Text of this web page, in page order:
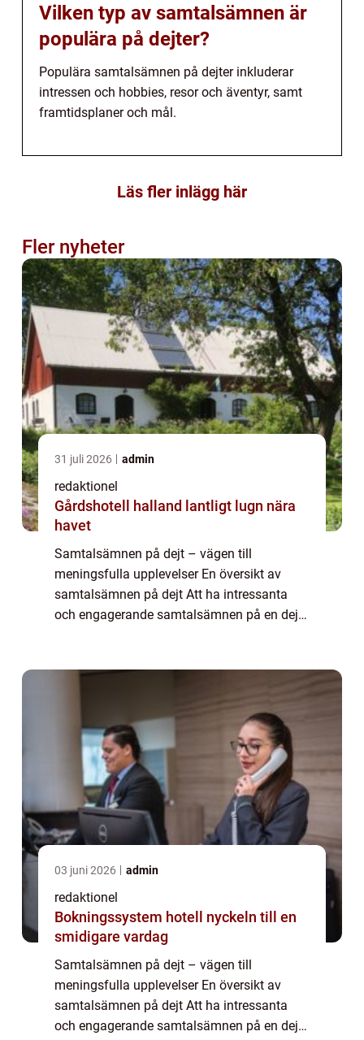
Vilken typ av samtalsämnen är
populära på dejter?
Populära samtalsämnen på dejter inkluderar
intressen och hobbies, resor och äventyr, samt
framtidsplaner och mål.
Läs fler inlägg här
Fler nyheter
31 juli 2026 admin
redaktionel
Gårdshotell halland lantligt lugn nära
havet
Samtalsämnen på dejt – vägen till
meningsfulla upplevelser En översikt av
samtalsämnen på dejt Att ha intressanta
och engagerande samtalsämnen på en dejt
välvalt dis...
03 juni 2026 admin
redaktionel
Bokningssystem hotell nyckeln till en
smidigare vardag
Samtalsämnen på dejt – vägen till
meningsfulla upplevelser En översikt av
samtalsämnen på dejt Att ha intressanta
och engagerande samtalsämnen på en dejt